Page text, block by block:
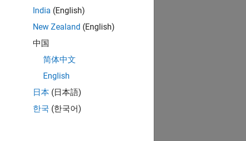
India (English)
New Zealand (English)
中国
简体中文
English
日本 (日本語)
한국 (한국어)